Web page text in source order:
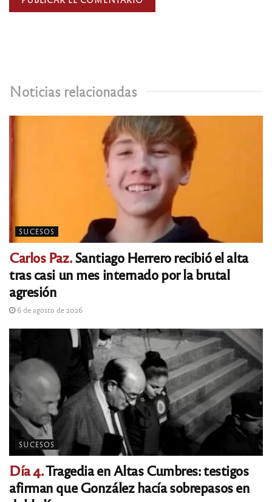
Noticias relacionadas
SUCESOS
Carlos Paz.Santiago Herrero recibió el alta
tras casi un mes internado por la brutal
agresión
6 de agosto de 2026
SUCESOS
Día 4.Tragedia en Altas Cumbres: testigos
afirman que González hacía sobrepasos en